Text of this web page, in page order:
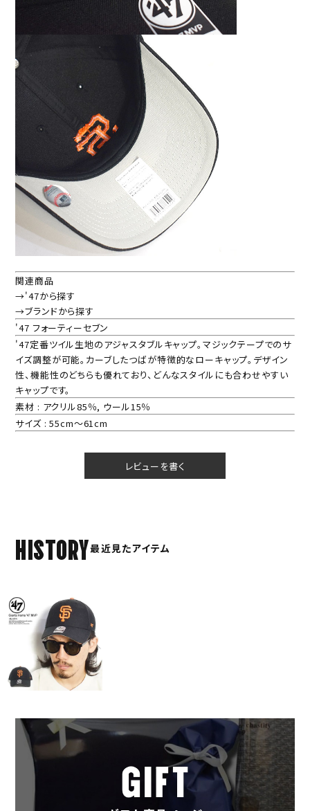
関連商品
→'47から探す
→ブランドから探す
'47 フォーティーセブン
'47定番ツイル生地のアジャスタブルキャップ。マジックテープでのサ
イズ調整が可能。カーブしたつばが特徴的なローキャップ。デザイン
性、機能性のどちらも優れており、どんなスタイルにも合わせやすい
キャップです。
素材 : アクリル85％, ウール15％
サイズ : 55cm～61cm
レビューを書く
HISTORY最近見たアイテム